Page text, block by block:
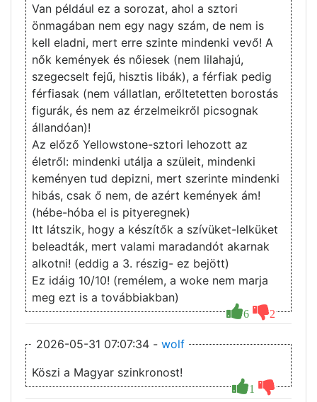
6 2
Van például ez a sorozat, ahol a sztori
önmagában nem egy nagy szám, de nem is
kell eladni, mert erre szinte mindenki vevő! A
nők kemények és nőiesek (nem lilahajú,
szegecselt fejű, hisztis libák), a férfiak pedig
férfiasak (nem vállatlan, erőltetetten borostás
figurák, és nem az érzelmeikről picsognak
állandóan)!
Az előző Yellowstone-sztori lehozott az
életről: mindenki utálja a szüleit, mindenki
keményen tud depizni, mert szerinte mindenki
hibás, csak ő nem, de azért kemények ám!
(hébe-hóba el is pityeregnek)
Itt látszik, hogy a készítők a szívüket-lelküket
beleadták, mert valami maradandót akarnak
alkotni! (eddig a 3. részig- ez bejött)
Ez idáig 10/10! (remélem, a woke nem marja
meg ezt is a továbbiakban)
2026-05-31 07:07:34 - wolf
1
Köszi a Magyar szinkronost!